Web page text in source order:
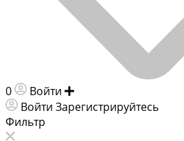
0 Войти
Войти Зарегистрируйтесь
Фильтр